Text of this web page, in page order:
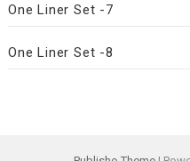
One Liner Set -7
One Liner Set -8